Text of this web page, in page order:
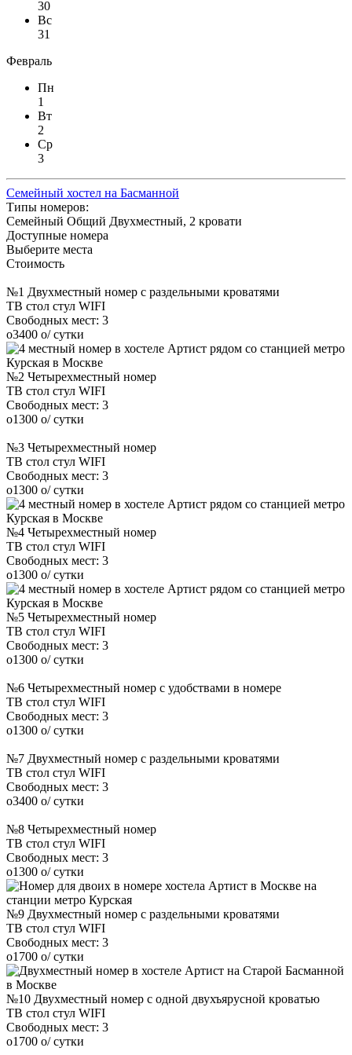
30
Вс
31
Февраль
Пн
1
Вт
2
Ср
3
Семейный хостел на Басманной
Типы номеров:
Семейный Общий Двухместный, 2 кровати
Доступные номера
Выберите места
Стоимость
№1 Двухместный номер с раздельными кроватями
ТВ стол стул WIFI
Свободных мест: 3
o3400 o/ сутки
№2 Четырехместный номер
ТВ стол стул WIFI
Свободных мест: 3
o1300 o/ сутки
№3 Четырехместный номер
ТВ стол стул WIFI
Свободных мест: 3
o1300 o/ сутки
№4 Четырехместный номер
ТВ стол стул WIFI
Свободных мест: 3
o1300 o/ сутки
№5 Четырехместный номер
ТВ стол стул WIFI
Свободных мест: 3
o1300 o/ сутки
№6 Четырехместный номер с удобствами в номере
ТВ стол стул WIFI
Свободных мест: 3
o1300 o/ сутки
№7 Двухместный номер с раздельными кроватями
ТВ стол стул WIFI
Свободных мест: 3
o3400 o/ сутки
№8 Четырехместный номер
ТВ стол стул WIFI
Свободных мест: 3
o1300 o/ сутки
№9 Двухместный номер с раздельными кроватями
ТВ стол стул WIFI
Свободных мест: 3
o1700 o/ сутки
№10 Двухместный номер с одной двухъярусной кроватью
ТВ стол стул WIFI
Свободных мест: 3
o1700 o/ сутки